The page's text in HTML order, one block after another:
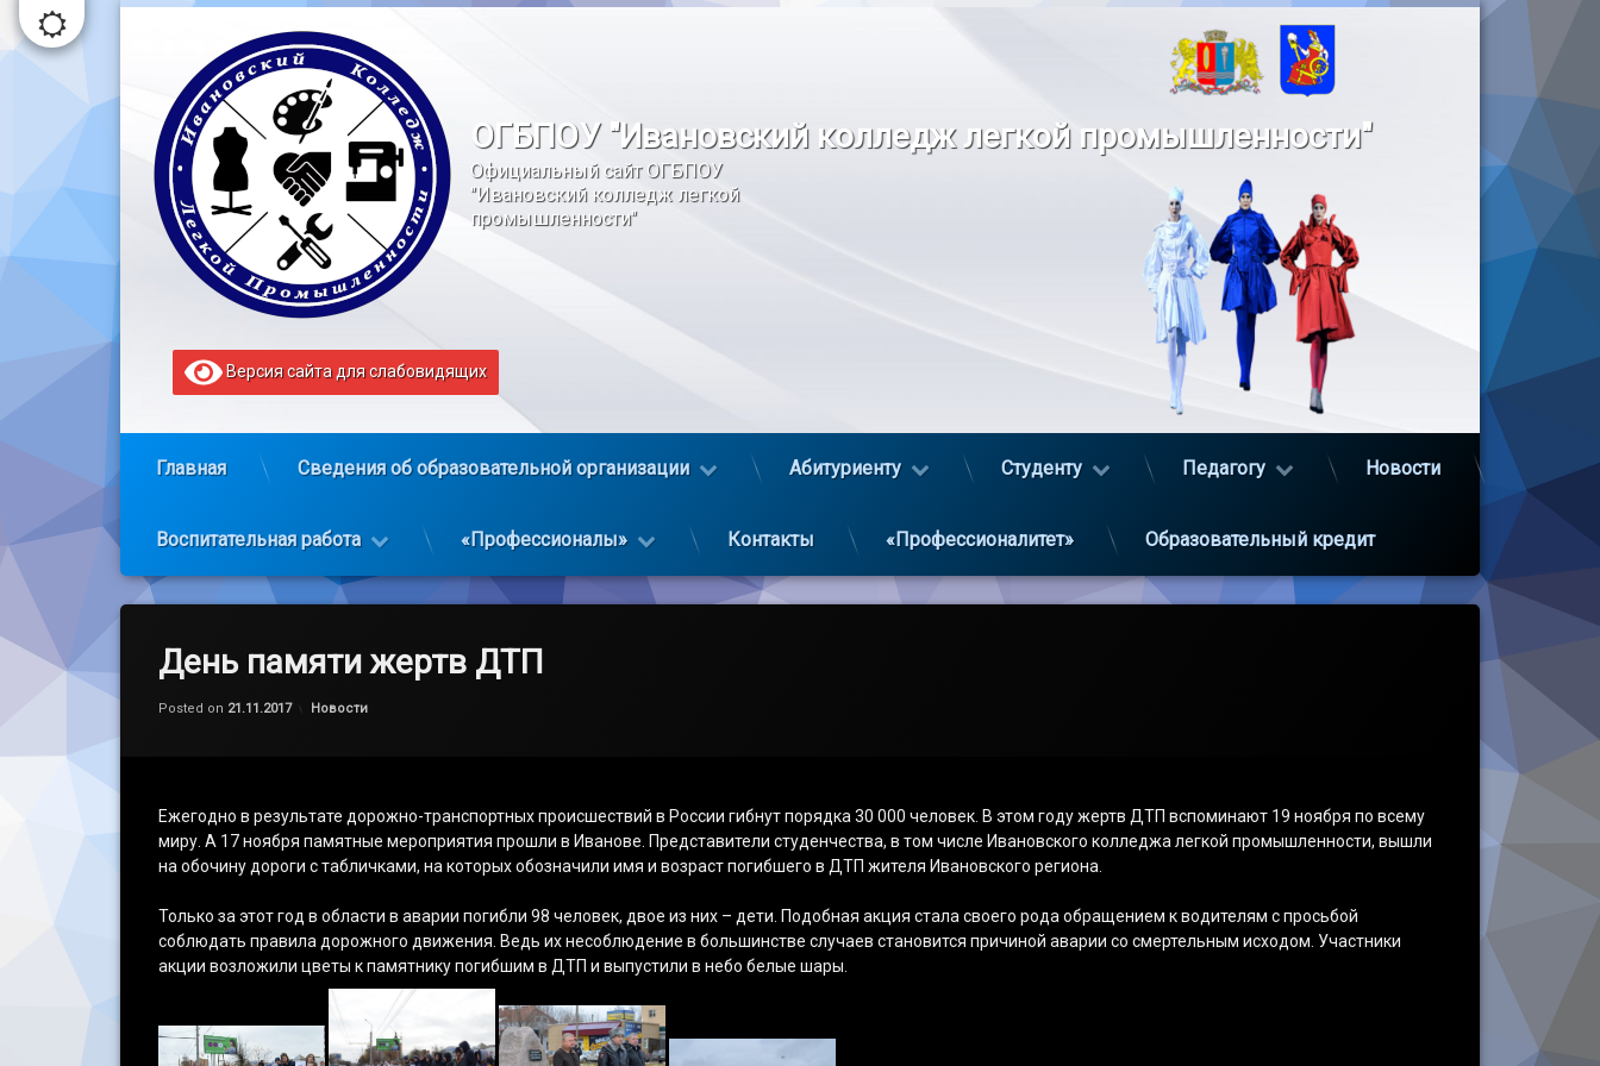
Перейти
содержимому
ОГБПОУ "Ивановский колледж легкой промышленности"
Официальный сайт ОГБПОУ
"Ивановский колледж легкой
промышленности"
Версия сайта для слабовидящих
Главная Сведения об образовательной организации Абитуриенту Студенту Педагогу Новости
Воспитательная работа «Профессионалы» Контакты «Профессионалитет» Образовательный кредит
День памяти жертв ДТП
Posted on 21.11.2017
Обновлено на
by
Категории:
Новости
Ежегодно в результате дорожно-транспортных происшествий в России гибнут порядка 30 000 человек. В этом году жертв ДТП вспоминают 19 ноября по всему
миру. А 17 ноября памятные мероприятия прошли в Иванове. Представители студенчества, в том числе Ивановского колледжа легкой промышленности, вышли
на обочину дороги с табличками, на которых обозначили имя и возраст погибшего в ДТП жителя Ивановского региона.
Только за этот год в области в аварии погибли 98 человек, двое из них – дети. Подобная акция стала своего рода обращением к водителям с просьбой
соблюдать правила дорожного движения. Ведь их несоблюдение в большинстве случаев становится причиной аварии со смертельным исходом. Участники
акции возложили цветы к памятнику погибшим в ДТП и выпустили в небо белые шары.